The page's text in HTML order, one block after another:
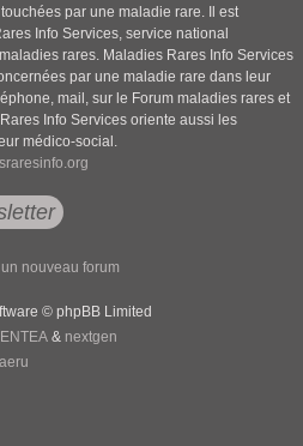
par une maladie rare. Il est
Info Services, service national
rares. Maladies Rares Info Services
par une maladie rare dans leur
mail, sur le Forum maladies rares et
Info Services oriente aussi les
médico-social.
nouveau forum
© phpBB Limited
& nextgen